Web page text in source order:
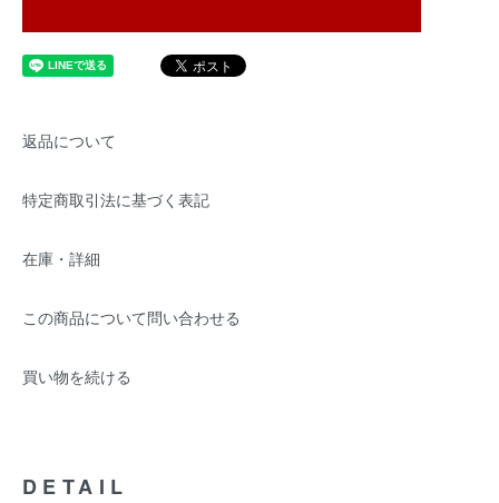
返品について
特定商取引法に基づく表記
在庫・詳細
この商品について問い合わせる
買い物を続ける
DETAIL